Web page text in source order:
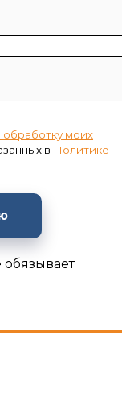
обработку моих
в Политике